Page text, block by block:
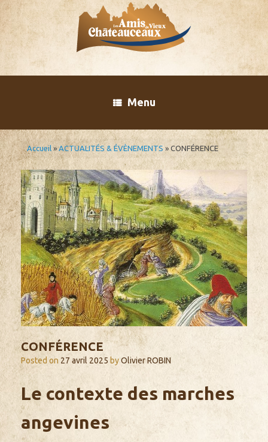
Skip
to
content
Menu
Accueil »ACTUALITÉS & ÉVÈNEMENTS » CONFÉRENCE
CONFÉRENCE
Posted on 27 avril 2025 byOlivier ROBIN
Le contexte des marches
angevines